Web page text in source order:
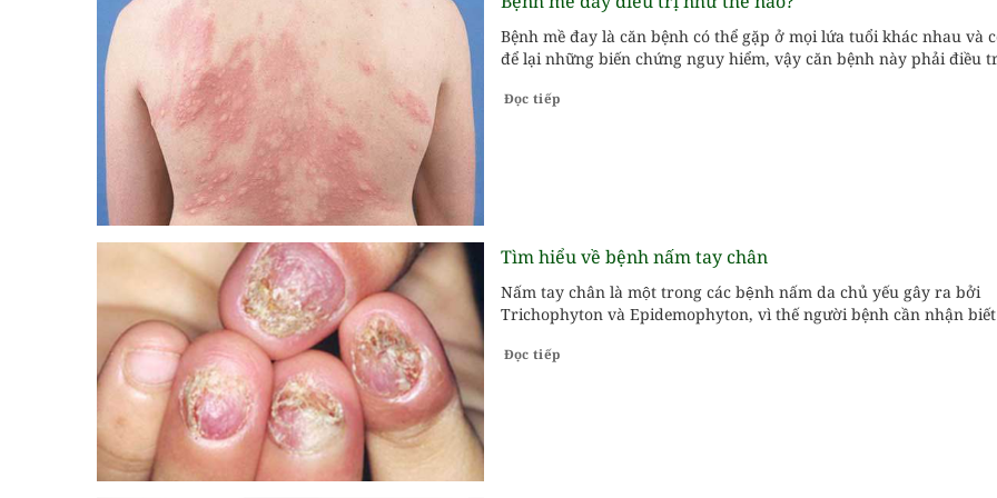
Bệnh mề đay là căn bệnh có thể gặp ở mọi lứa tuổi khác nhau và
để lại những biến chứng nguy hiểm, vậy căn bệnh này phải điều
Đọc tiếp
Tìm hiểu về bệnh nấm tay chân
Nấm tay chân là một trong các bệnh nấm da chủ yếu gây ra bởi
Trichophyton và Epidemophyton, vì thế người bệnh cần nhận
Đọc tiếp